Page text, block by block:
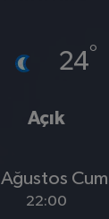
24°
Açık
22:00